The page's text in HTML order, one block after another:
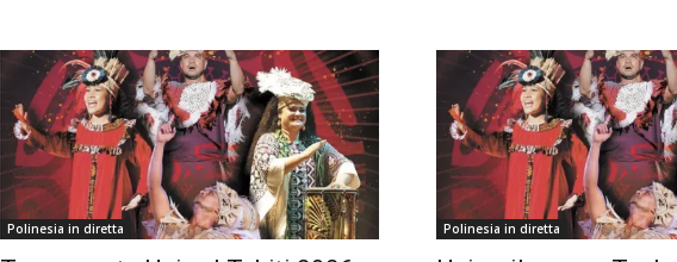
Polinesia in diretta Polinesia in diretta